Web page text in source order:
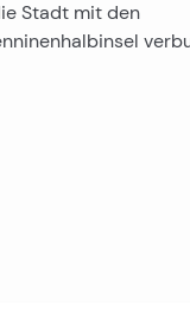
Stadt mit den